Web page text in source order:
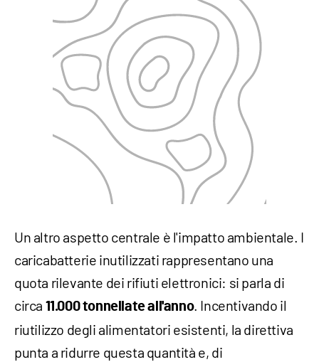
Un altro aspetto centrale è l'impatto ambientale. I
caricabatterie inutilizzati rappresentano una
quota rilevante dei rifiuti elettronici: si parla di
circa 11.000 tonnellate all'anno. Incentivando il
riutilizzo degli alimentatori esistenti, la direttiva
punta a ridurre questa quantità e, di